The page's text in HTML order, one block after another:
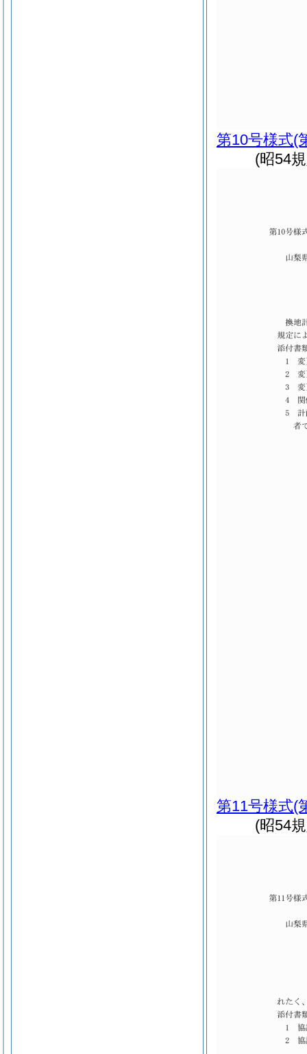
第10号様式(
(昭54
第11号様式(
(昭54